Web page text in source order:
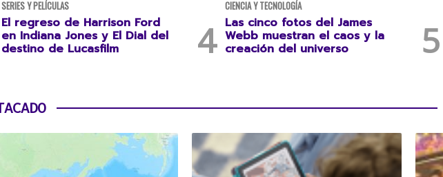
SERIES Y PELÍCULAS
El regreso de Harrison Ford
en Indiana Jones y El Dial del
destino de Lucasfilm
CIENCIA Y TECNOLOGÍA
Las cinco fotos del James
Webb muestran el caos y la
creación del universo